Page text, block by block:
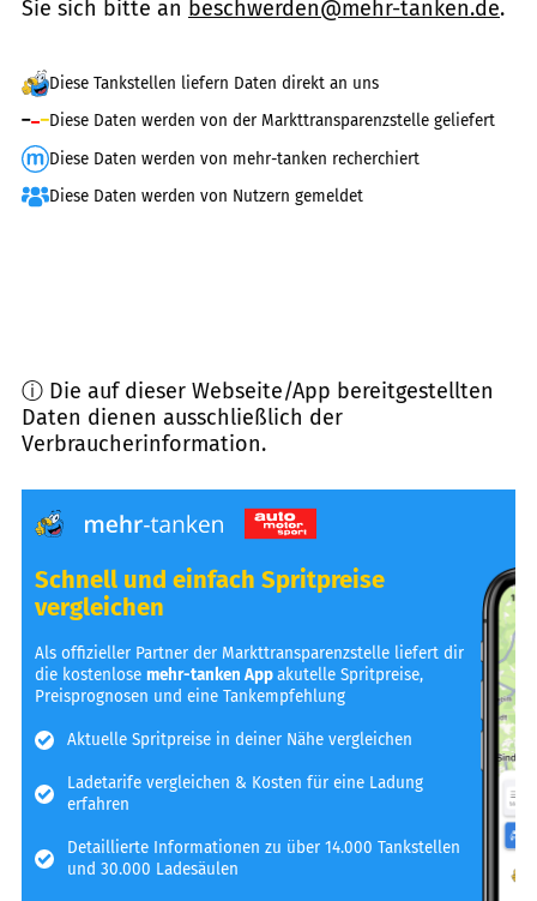
Sie sich bitte an beschwerden@mehr-tanken.de.
Diese Tankstellen liefern Daten direkt an uns
Diese Daten werden von der Markttransparenzstelle geliefert
Diese Daten werden von mehr-tanken recherchiert
Diese Daten werden von Nutzern gemeldet
ⓘ Die auf dieser Webseite/App bereitgestellten
Daten dienen ausschließlich der
Verbraucherinformation.
Schnell und einfach Spritpreise
vergleichen
Als offizieller Partner der Markttransparenzstelle liefert dir
die kostenlosemehr-tanken Appakutelle Spritpreise,
Preisprognosen und eine Tankempfehlung
Aktuelle Spritpreise in deiner Nähe vergleichen
Ladetarife vergleichen & Kosten für eine Ladung
erfahren
Detaillierte Informationen zu über 14.000 Tankstellen
und 30.000 Ladesäulen